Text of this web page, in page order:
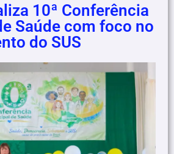
10ª Conferência
Saúde com foco no
do SUS